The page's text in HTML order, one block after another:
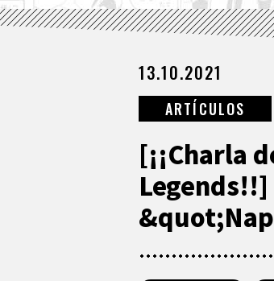
13.10.2021
ARTÍCULOS
[¡¡Charla